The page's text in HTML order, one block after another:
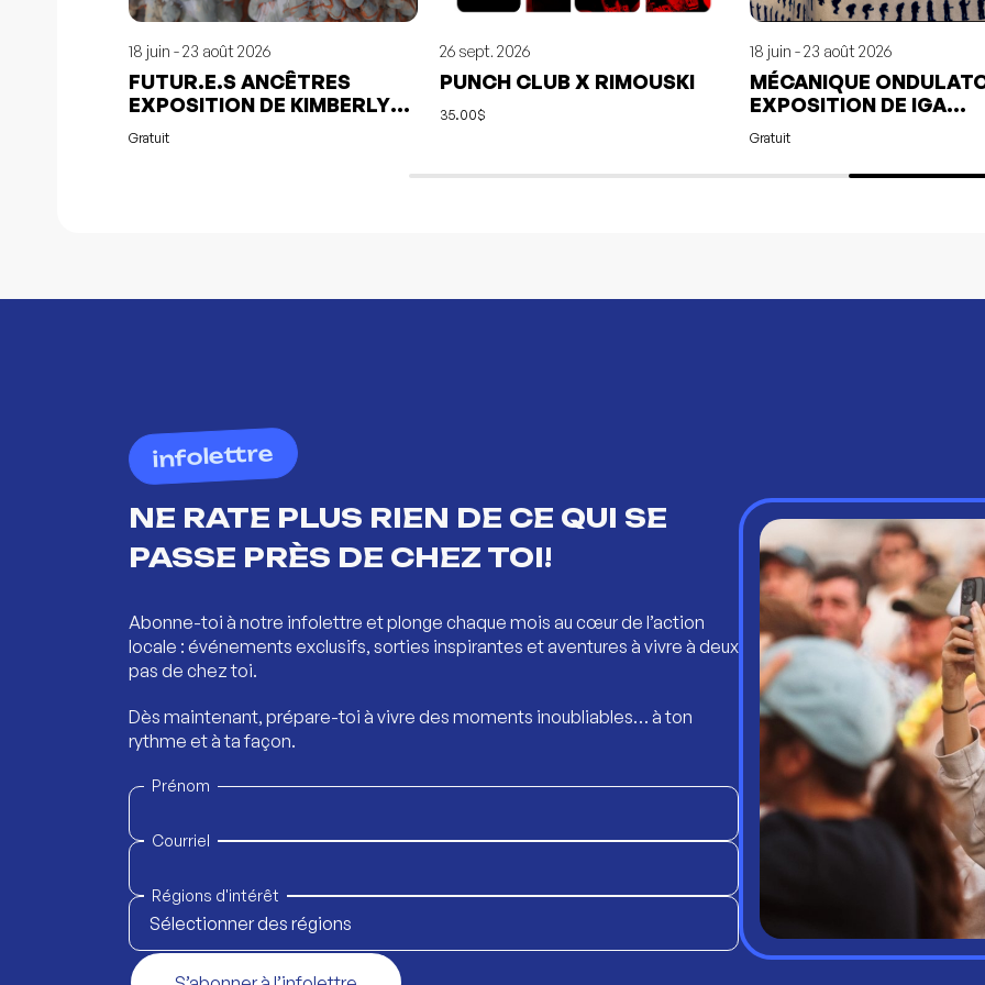
18 juin - 23 août 2026
FUTUR.E.S ANCÊTRES
EXPOSITION DE KIMBERLY
ORJUELA
Gratuit
26 sept. 2026
PUNCH CLUB X RIMOUSKI
35.00$
18 juin - 23 août 2026
MÉCANIQUE
EXPOSITION DE IGA
VANDENHOVE
Gratuit
infolettre
NE RATE PLUS RIEN DE CE QUI SE
PASSE PRÈS DE CHEZ TOI!
Abonne-toi à notre infolettre et plonge chaque mois au cœur de l’action
locale : événements exclusifs, sorties inspirantes et aventures à vivre à deux
pas de chez toi.
Dès maintenant, prépare-toi à vivre des moments inoubliables… à ton
rythme et à ta façon.
Prénom
Courriel
Régions d'intérêt
Sélectionner des régions